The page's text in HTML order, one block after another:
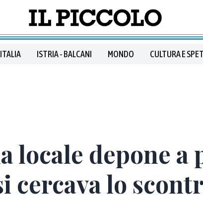
ITALIA ISTRIA - BALCANI MONDO CULTURA E
locale depone a
cercava lo